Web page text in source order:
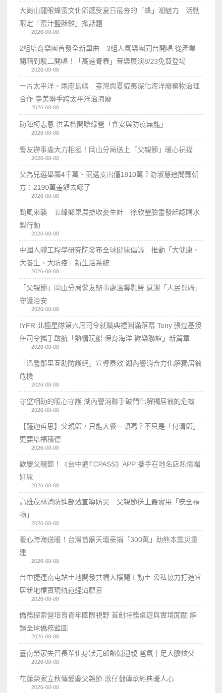
大崗山龍眼蜂蜜文化節感受夏日最夯的「蜂」潮魅力 活動
限定「蜜汁鹽酥雞」掀話題
2026-08-08
2組培育樂團首發全新單曲 3組人氣樂團同台開唱 從產業
開箱到駁二開唱！「高速青春」音樂展演8/23免費登場
2026-08-08
一片太平洋、兩座島嶼 臺灣與夏威夷深化海洋廢棄物治理
合作 臺美聯手跨太平洋治海廢
2026-08-08
助陣柯志恩 洪孟楷開嗆綠營「食安與防疫無能」
2026-08-08
警友辦事處大力相挺！岡山分局送上「父親節」暖心祝福
2026-08-08
父為兒選舉籌4千萬、競選支出僅1810萬？游淑慧追問鄭朝
方：2190萬差額去哪了
2026-08-08
颱風來襲 五峰鄉果農搶收憂生計 徐欣瑩臉書發起認購水
梨行動
2026-08-08
中國人體工程學研究院發布全球健康倡議 推動「大健康、
大養生、大防疫」新生活系統
2026-08-08
「父親節」岡山分局警友辦事處溫馨慰勞 感謝「人民保姆」
守護治安
2026-08-08
IYFR 北極星隊第六屆司令就職典禮圓滿落幕 Tony 張煌基接
任司令攜手啟航「熱情玩船 保育海洋 歡樂聯誼」新篇章
2026-08-08
「溫馨鄰里互助防護網」宣導奏效 湖內警消合力化解獨居翁
危機
2026-08-08
守望相助的暖心守護 湖內警消聯手破門化解獨居翁的危機
2026-08-08
【薩迦哲思】父親節，只能大餐一頓嗎？不只是「付清節」
更要培福積德
2026-08-08
歡慶父親節！《台中通TCPASS》APP 攜手在地名店熱情端
好康
2026-08-08
高雄茂林消防進部落宣導防災 父親節送上最實用「安全禮
物」
2026-08-08
暖心跨海送暖！台灣首廟天壇豪捐「300萬」助熊本震災重
建
2026-08-08
台中捷運南屯站土地開發共構大樓開工動土 公私協力打造宜
居新地標實現軌道經濟願景
2026-08-08
僑務探索營培育青年國際視野 首創特務桌遊與實境闖關 解
鎖全球僑務藍圖
2026-08-08
臺南榮家失智長輩化身狀元郎熱鬧迎親 爸氣十足大膽炫父
2026-08-08
花蓮榮家立秋傳愛慶父親節 歌仔戲傳承經典暖人心
2026-08-08